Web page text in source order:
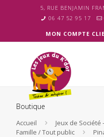
5, RUE BENJAMIN
06 47 52 95 17
MON COMPTE
Boutique
Accueil
Jeux de Société
Famille / Tout public